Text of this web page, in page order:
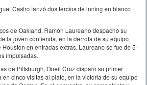
Castro lanzó dos tercios de inning en blanco
de Oakland, Ramón Laureano despachó su
la joven contienda, en la derrota de su equipo
Houston en entradas extras. Laureano se fue de 5-
impulsadas.
de Pittsburgh, Oneil Cruz disparó su primer
cinco visitas al plato, en la victoria de su equipo